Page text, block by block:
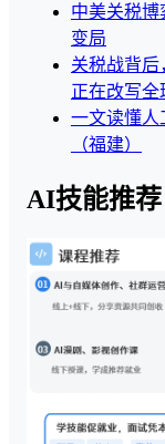
中美关税博
变局
关税战背后
正在改写全
一文读懂人
（福建）
AI技能推荐